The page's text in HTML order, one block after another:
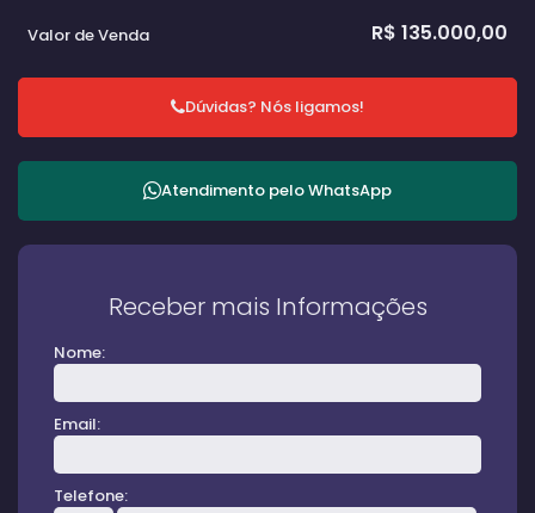
R$ 135.000,00
Valor de Venda
Dúvidas? Nós ligamos!
Atendimento peloWhatsApp
Receber mais Informações
Nome:
Email:
Telefone: